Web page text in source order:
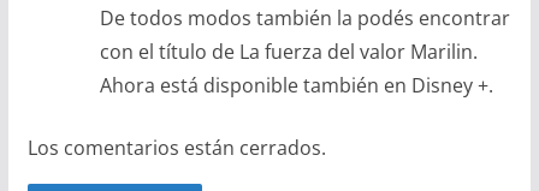
De todos modos también la podés encontrar
con el título de La fuerza del valor Marilin.
Ahora está disponible también en Disney +.
Los comentarios están cerrados.